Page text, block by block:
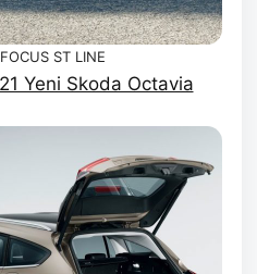
ST LINE
Yeni Skoda Octavia